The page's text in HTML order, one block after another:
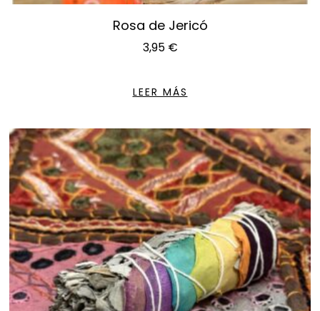
Rosa de Jericó
3,95 €
LEER MÁS